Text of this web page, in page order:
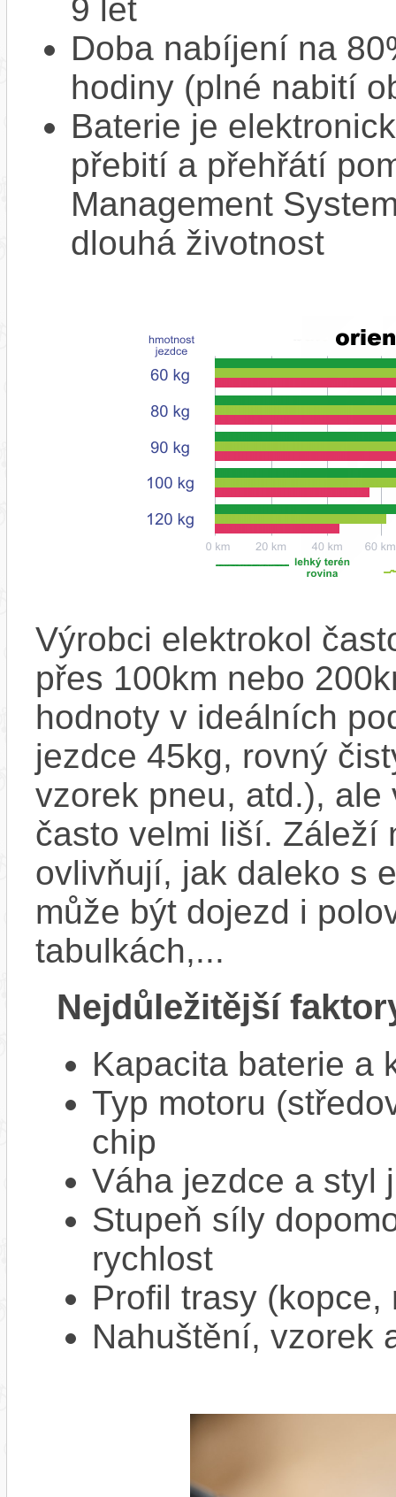
9 let
Doba nabíjení na
hodiny (plné nabití
Baterie je
přebití a přehřátí
Management
dlouhá životnost
Výrobci elektrokol
přes 100km nebo
hodnoty v ideálních
jezdce 45kg, rovný
vzorek pneu, atd.),
často velmi liší. Záleží
ovlivňují, jak daleko s
může být dojezd i
tabulkách,...
Nejdůležitější
Kapacita baterie a
Typ motoru
chip
Váha jezdce a styl
Stupeň síly
rychlost
Profil trasy
Nahuštění, vzorek